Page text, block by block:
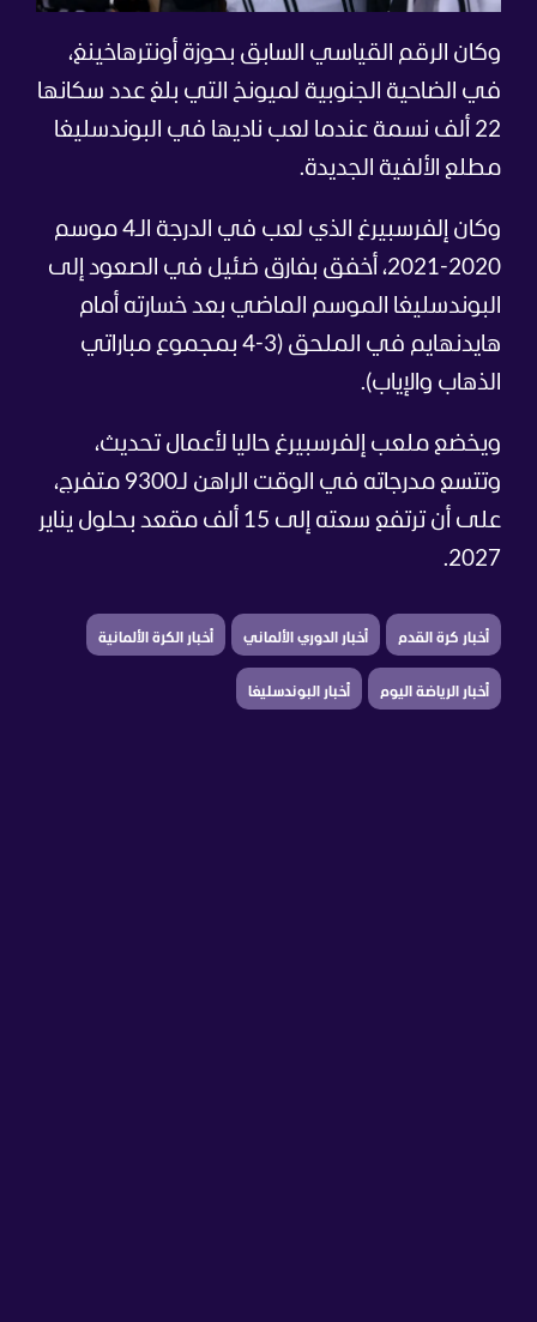
وكان الرقم القياسي السابق بحوزة أونترهاخينغ،
في الضاحية الجنوبية لميونخ التي بلغ عدد سكانها
22 ألف نسمة عندما لعب ناديها في البوندسليغا
مطلع الألفية الجديدة.
وكان إلفرسبيرغ الذي لعب في الدرجة الـ4 موسم
2020-2021، أخفق بفارق ضئيل في الصعود إلى
البوندسليغا الموسم الماضي بعد خسارته أمام
هايدنهايم في الملحق (3-4 بمجموع مباراتي
الذهاب والإياب).
ويخضع ملعب إلفرسبيرغ حاليا لأعمال تحديث،
وتتسع مدرجاته في الوقت الراهن لـ9300 متفرج،
على أن ترتفع سعته إلى 15 ألف مقعد بحلول يناير
2027.
أخبار كرة القدم أخبار الدوري الألماني أخبار الكرة الألمانية
أخبار الرياضة اليوم أخبار البوندسليغا